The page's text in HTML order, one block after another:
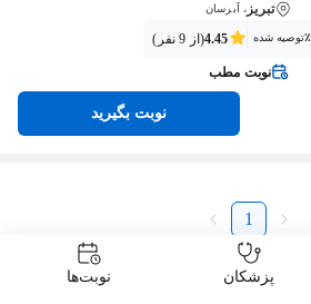
دکتر تناسب اندام دکتر تناسب اندام تبریز
تبریز ، آبرسان
توصیه شده 4.45(از 9 نفر)
نوبت مطب
نوبت بگیرید
1
پزشکان نوبت‌ها